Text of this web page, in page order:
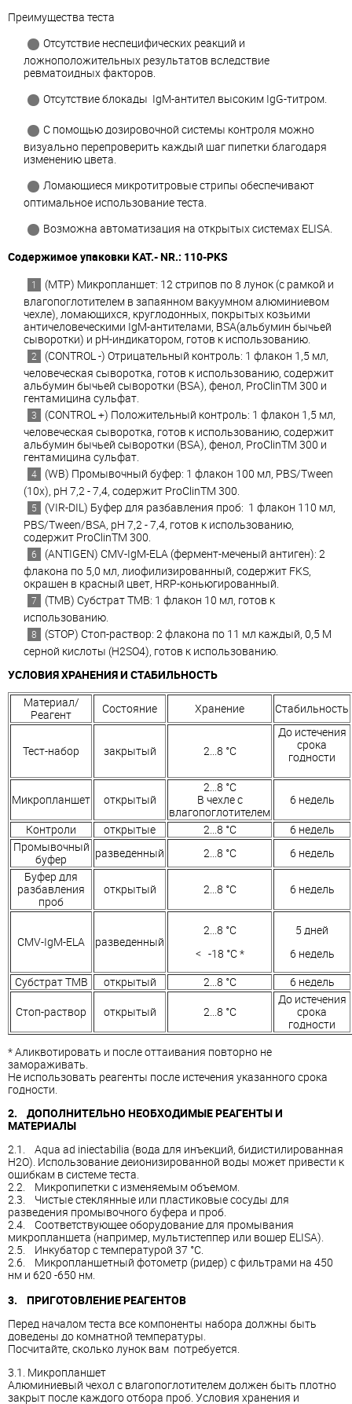
Преимущества теста
Отсутствие неспецифических реакций и
ложноположительных результатов вследствие
ревматоидных факторов.
Отсутствие блокады IgM-антител высоким IgG-титром.
С помощью дозировочной системы контроля можно
визуально перепроверить каждый шаг пипетки благодаря
изменению цвета.
Ломающиеся микротитровые стрипы обеспечивают
оптимальное использование теста.
Возможна автоматизация на открытых системах ELISA.
Содержимое упаковки KAT.- NR.: 110-PKS
(MTP) Микропланшет: 12 стрипов по 8 лунок (с рамкой и
влагопоглотителем в запаянном вакуумном алюминиевом
чехле), ломающихся, круглодонных, покрытых козьими
античеловеческими IgM-антителами, BSA(альбумин бычьей
сыворотки) и pH-индикатором, готов к использованию.
(CONTROL -) Отрицательный контроль: 1 флакон 1,5 мл,
человеческая сыворотка, готов к использованию, содержит
альбумин бычьей сыворотки (BSA), фенол, ProClinTM 300 и
гентамицина сульфат.
(CONTROL +) Положительный контроль: 1 флакон 1,5 мл,
человеческая сыворотка, готов к использованию, содержит
альбумин бычьей сыворотки (BSA), фенол, ProClinTM 300 и
гентамицина сульфат.
(WB) Промывочный буфер: 1 флакон 100 мл, PBS/Tween
(10x), pH 7,2 - 7,4, содержит ProClinTM 300.
(VIR-DIL) Буфер для разбавления проб: 1 флакон 110 мл,
PBS/Tween/BSA, pH 7,2 - 7,4, готов к использованию,
содержит ProClinTM 300.
(ANTIGEN) CMV-IgM-ELA (фермент-меченый антиген): 2
флакона по 5,0 мл, лиофилизированный, содержит FKS,
окрашен в красный цвет, HRP-коньюгированный.
(TMB) Субстрат ТМВ: 1 флакон 10 мл, готов к
использованию.
(STOP) Стоп-раствор: 2 флакона по 11 мл каждый, 0,5 M
серной кислоты (H2SO4), готов к использованию.
УСЛОВИЯ ХРАНЕНИЯ И СТАБИЛЬНОСТЬ
Материал/
Реагент
Состояние Хранение Стабильность
Тест-набор закрытый 2...8 °C
До истечения
срока
годности
Микропланшет открытый
2...8 °C
В чехле с
влагопоглотителем
6 недель
Контроли
открытые 2...8 °C
6 недель
Промывочный
буфер
разведенный 2...8 °C
6 недель
Буфер для
разбавления
проб
открытый 2...8 °C 6 недель
CMV-IgM-ELA разведенный
2...8 °C
< -18 °C *
5 дней
6 недель
Субстрат ТМВ
открытый 2...8 °C
6 недель
Стоп-раствор
открытый 2...8 °C
До истечения
срока
годности
* Аликвотировать и после оттаивания повторно не
замораживать.
Не использовать реагенты после истечения указанного срока
годности.
2. ДОПОЛНИТЕЛЬНО НЕОБХОДИМЫЕ РЕАГЕНТЫ И
МАТЕРИАЛЫ
2.1. Aqua ad iniectabilia (вода для инъекций, бидистилированная
H2O). Использование деионизированной воды может привести к
ошибкам в системе теста.
2.2. Микропипетки с изменяемым объемом.
2.3. Чистые стеклянные или пластиковые сосуды для
разведения промывочного буфера и проб.
2.4. Соответствующее оборудование для промывания
микропланшета (например, мультистеппер или вошер ELISA).
2.5. Инкубатор с температурой 37 °C.
2.6. Микропланшетный фотометр (ридер) с фильтрами на 450
нм и 620 -650 нм.
3. ПРИГОТОВЛЕНИЕ РЕАГЕНТОВ
Перед началом теста все компоненты набора должны быть
доведены до комнатной температуры.
Посчитайте, сколько лунок вам потребуется.
3.1. Микропланшет
Алюминиевый чехол с влагопоглотителем должен быть плотно
закрыт после каждого отбора проб. Условия хранения и